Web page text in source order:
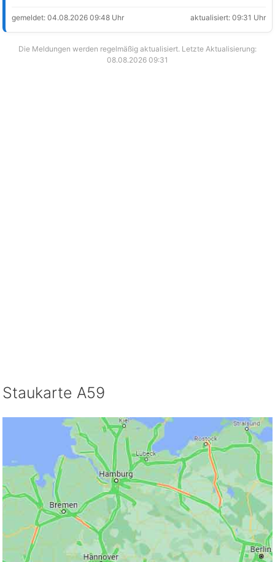
gemeldet: 04.08.2026 09:48 Uhr aktualisiert: 09:31 Uhr
Die Meldungen werden regelmäßig aktualisiert. Letzte Aktualisierung:
08.08.2026 09:31
Staukarte A59